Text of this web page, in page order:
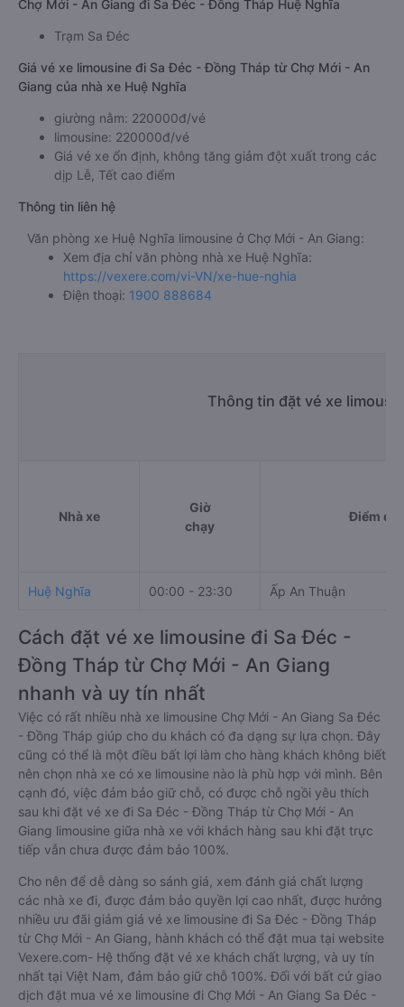
Chợ Mới - An Giang đi Sa Đéc - Đồng Tháp Huệ Nghĩa
Trạm Sa Đéc
Giá vé xe limousine đi Sa Đéc - Đồng Tháp từ Chợ Mới - An
Giang của nhà xe Huệ Nghĩa
giường nằm: 220000đ/vé
limousine: 220000đ/vé
Giá vé xe ổn định, không tăng giảm đột xuất trong các
dịp Lễ, Tết cao điểm
Thông tin liên hệ
Văn phòng xe Huệ Nghĩa limousine ở Chợ Mới - An Giang:
Xem địa chỉ văn phòng nhà xe Huệ Nghĩa:
https://vexere.com/vi-VN/xe-hue-nghia
Điện thoại: 1900 888684
Thông tin đặt vé xe
Nhà xe
Giờ
chạy
Điểm đi
Huệ Nghĩa 00:00 - 23:30 Ấp An Thuận
Cách đặt vé xe limousine đi Sa Đéc -
Đồng Tháp từ Chợ Mới - An Giang
nhanh và uy tín nhất
Việc có rất nhiều nhà xe limousine Chợ Mới - An Giang Sa Đéc
- Đồng Tháp giúp cho du khách có đa dạng sự lựa chọn. Đây
cũng có thể là một điều bất lợi làm cho hàng khách không biết
nên chọn nhà xe có xe limousine nào là phù hợp với mình. Bên
cạnh đó, việc đảm bảo giữ chỗ, có được chỗ ngồi yêu thích
sau khi đặt vé xe đi Sa Đéc - Đồng Tháp từ Chợ Mới - An
Giang limousine giữa nhà xe với khách hàng sau khi đặt trực
tiếp vẫn chưa được đảm bảo 100%.
Cho nên để dễ dàng so sánh giá, xem đánh giá chất lượng
các nhà xe đi, được đảm bảo quyền lợi cao nhất, được hưởng
nhiều ưu đãi giảm giá vé xe limousine đi Sa Đéc - Đồng Tháp
từ Chợ Mới - An Giang, hành khách có thể đặt mua tại website
Vexere.com- Hệ thống đặt vé xe khách chất lượng, và uy tín
nhất tại Việt Nam, đảm bảo giữ chỗ 100%. Đối với bất cứ giao
dịch đặt mua vé xe limousine đi Chợ Mới - An Giang Sa Đéc -